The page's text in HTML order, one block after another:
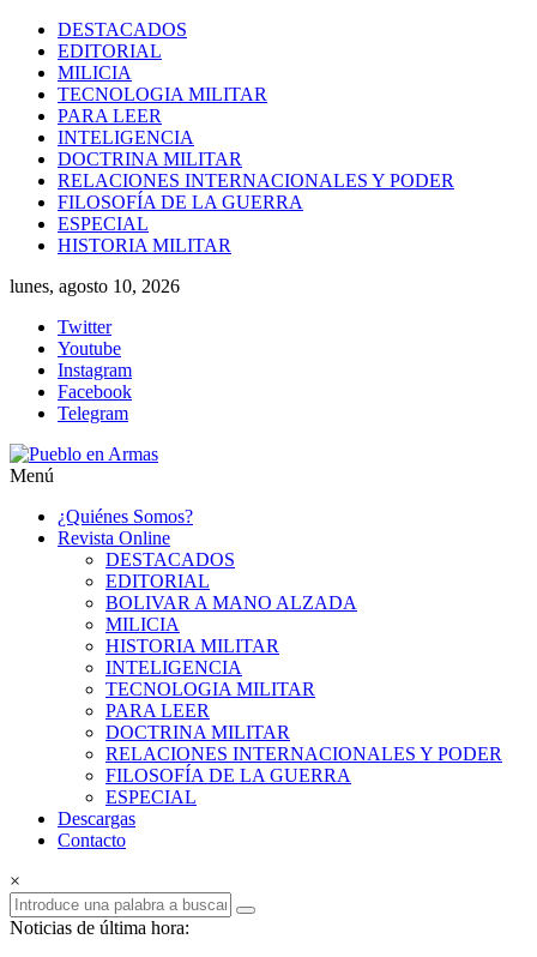
Saltar
contenido
DESTACADOS
EDITORIAL
MILICIA
TECNOLOGIA MILITAR
PARA LEER
INTELIGENCIA
DOCTRINA MILITAR
RELACIONES INTERNACIONALES Y PODER
FILOSOFÍA DE LA GUERRA
ESPECIAL
HISTORIA MILITAR
lunes, agosto 10, 2026
Twitter
Youtube
Instagram
Facebook
Telegram
Armas
Menú
¿Quiénes Somos?
Revista Online
DESTACADOS
EDITORIAL
BOLIVAR A MANO ALZADA
MILICIA
HISTORIA MILITAR
INTELIGENCIA
TECNOLOGIA MILITAR
PARA LEER
DOCTRINA MILITAR
RELACIONES INTERNACIONALES Y PODER
FILOSOFÍA DE LA GUERRA
ESPECIAL
Descargas
Contacto
×
Noticias de última hora: